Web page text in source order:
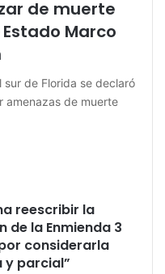
de muerte
Marco
de Florida se declaró
amenazas de muerte
reescribir la
de la Enmienda 3
considerarla
y parcial”